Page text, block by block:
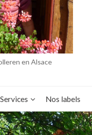
en Alsace
Services Nos labels